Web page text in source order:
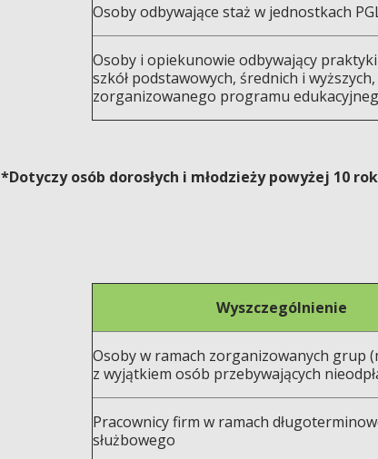
Osoby odbywające staż w jednostkach
Osoby i opiekunowie odbywający
szkół podstawowych, średnich i
zorganizowanego programu
*Dotyczy osób dorosłych i młodzieży powyżej 10
Wyszczególnienie
Osoby w ramach zorganizowanych grup
z wyjątkiem osób przebywających
Pracownicy firm w ramach
służbowego